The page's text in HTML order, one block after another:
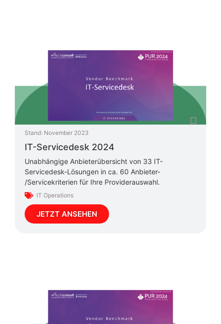
Stand: November 2023
IT-Servicedesk 2024
Unabhängige Anbieterübersicht von 33 IT-
Servicedesk-Lösungen in ca. 60 Anbieter-
/Servicekriterien für Ihre Providerauswahl.
IT Operations
JETZT ANSEHEN